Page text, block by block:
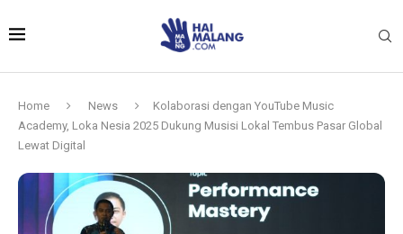
Home News
Kolaborasi dengan YouTube Music
Academy, Loka Nesia 2025 Dukung Musisi Lokal Tembus Pasar Global
Lewat Digital